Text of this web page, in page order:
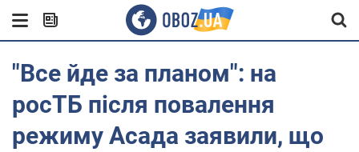
"Все йде за планом": на
росТБ після повалення
режиму Асада заявили, що